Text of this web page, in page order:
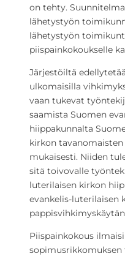
on tehty.
lähetystyön
lähetystyön
piispainkokoukselle
Järjestöiltä
ulkomaisilla
vaan tukevat
saamista Suomen
hiippakunnalta
kirkon
mukaisesti. Niiden
sitä toivovalle
luterilaisen kirkon
evankelis-luterilaisen
Piispainkokous